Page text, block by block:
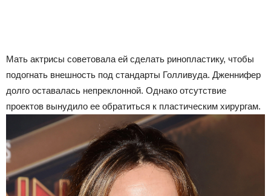
Мать актрисы советовала ей сделать ринопластику, чтобы
подогнать внешность под стандарты Голливуда. Дженнифер
долго оставалась непреклонной. Однако отсутствие
проектов вынудило ее обратиться к пластическим хирургам.